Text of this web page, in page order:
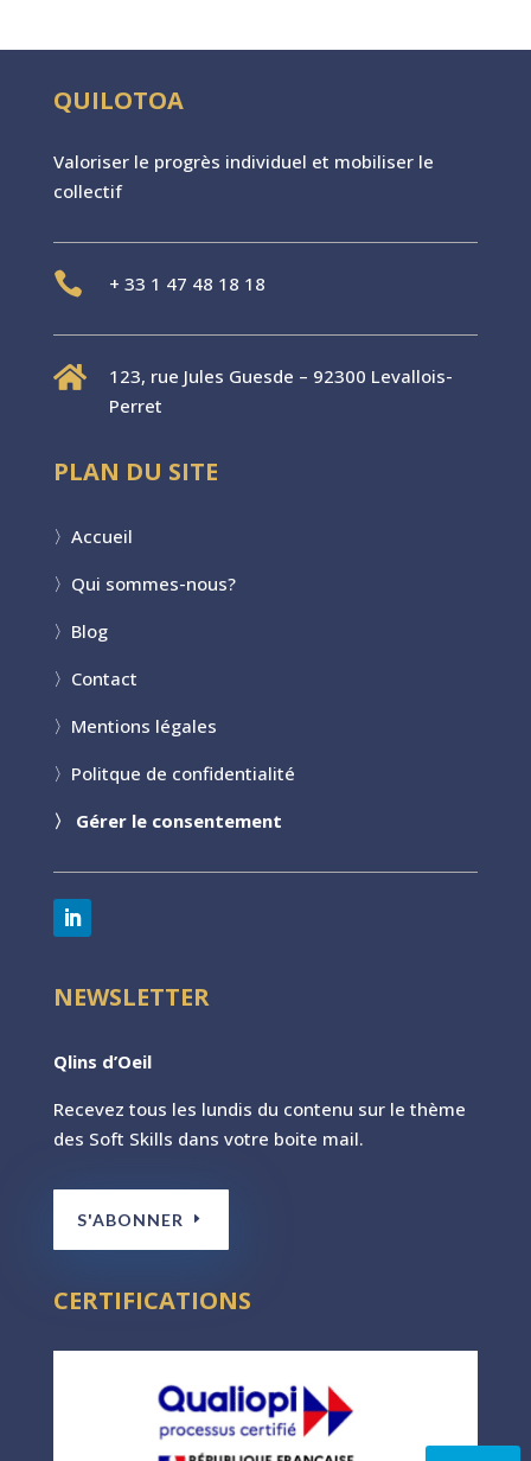
QUILOTOA
Valoriser le progrès individuel et mobiliser le
collectif
 + 33 1 47 48 18 18

123, rue Jules Guesde – 92300 Levallois-
Perret
PLAN DU SITE
〉 Accueil
〉 Qui sommes-nous?
〉 Blog
〉 Contact
〉 Mentions légales
〉 Politque de confidentialité
〉 Gérer le consentement
NEWSLETTER
Qlins d’Oeil
Recevez tous les lundis du contenu sur le thème
des Soft Skills dans votre boite mail.
S'ABONNER
CERTIFICATIONS